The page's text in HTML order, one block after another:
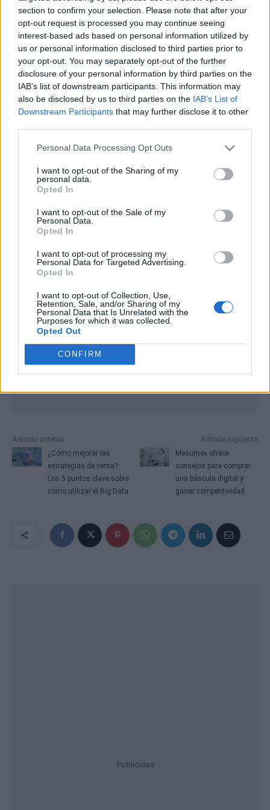
section to confirm your selection. Please note that after your
opt-out request is processed you may continue seeing
interest-based ads based on personal information utilized by
us or personal information disclosed to third parties prior to
your opt-out. You may separately opt-out of the further
disclosure of your personal information by third parties on the
IAB’s list of downstream participants. This information may
also be disclosed by us to third parties on the IAB’s List of
Downstream Participants that may further disclose it to other
Personal Data Processing Opt Outs
I want to opt-out of the Sharing of my
personal data.
Opted In
I want to opt-out of the Sale of my
Personal Data.
Opted In
I want to opt-out of processing my
Personal Data for Targeted Advertising.
Opted In
I want to opt-out of Collection, Use,
Retention, Sale, and/or Sharing of my
Personal Data that Is Unrelated with the
Purposes for which it was collected.
Opted Out
CONFIRM
corporaciones industriales, lo que dice mucho
de su versatilidad y adaptación.
Artículo anterior
¿Cómo mejorar las
estrategias de venta?
Los 5 puntos clave sobre
cómo utilizar el Big Data
Artículo siguiente
Mesumex ofrece
consejos para comprar
una báscula digital y
ganar competitividad
Publicidad